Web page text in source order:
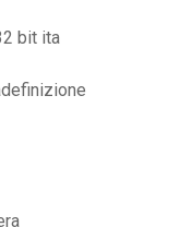
bit ita